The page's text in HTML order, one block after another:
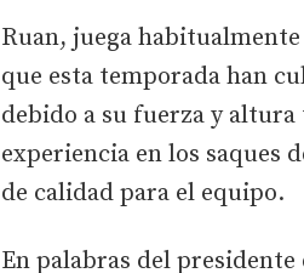
Ruan, juega
que esta temporada han
debido a su fuerza y
experiencia en los saques
de calidad para el equipo.
En palabras del